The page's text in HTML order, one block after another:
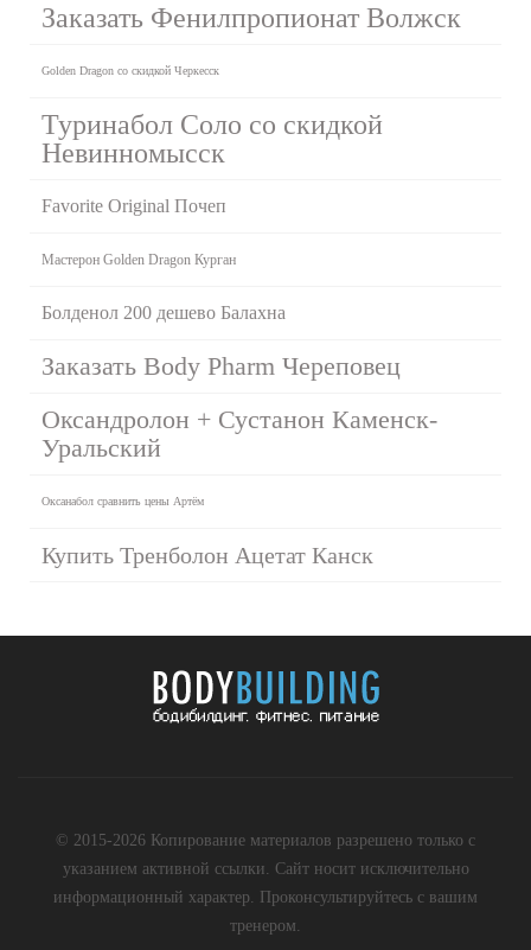
Заказать Фенилпропионат Волжск
Golden Dragon со скидкой Черкесск
Туринабол Соло со скидкой
Невинномысск
Favorite Original Почеп
Мастерон Golden Dragon Курган
Болденол 200 дешево Балахна
Заказать Body Pharm Череповец
Оксандролон + Сустанон Каменск-
Уральский
Оксанабол сравнить цены Артём
Купить Тренболон Ацетат Канск
© 2015-2026 Копирование материалов разрешено только с
указанием активной ссылки. Сайт носит исключительно
информационный характер. Проконсультируйтесь с вашим
тренером.